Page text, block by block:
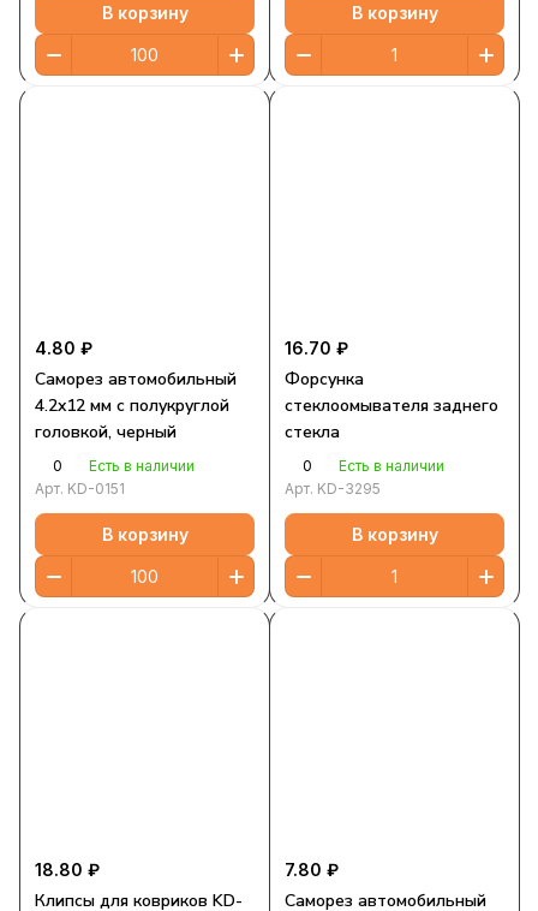
В корзину В корзину
4.80 ₽
Саморез автомобильный
4.2x12 мм с полукруглой
головкой, черный
0
Есть в наличии
Арт. KD-0151
В корзину
16.70 ₽
Форсунка
стеклоомывателя заднего
стекла
0
Есть в наличии
Арт. KD-3295
В корзину
18.80 ₽
Клипсы для ковриков KD-
7.80 ₽
Саморез автомобильный